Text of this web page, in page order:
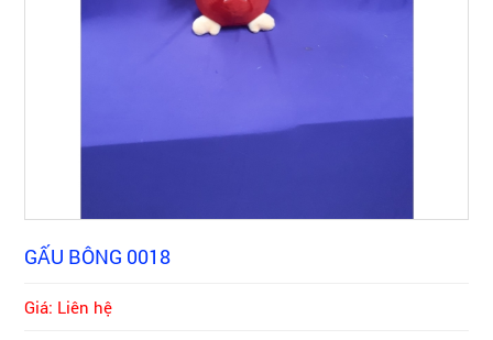
GẤU BÔNG 0018
Giá: Liên hệ